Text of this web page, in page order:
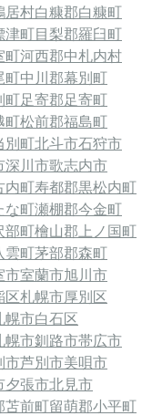
居村白糠郡白糠町
津町目梨郡羅臼町
町河西郡中札内村
町中川郡幕別町
町足寄郡足寄町
町松前郡福島町
別町北斗市石狩市
深川市歌志内市
内町寿都郡黒松内町
な町瀬棚郡今金町
部町檜山郡上ノ国町
雲町茅部郡森町
市室蘭市旭川市
区札幌市厚別区
幌市白石区
幌市釧路市帯広市
市芦別市美唄市
夕張市北見市
苫前町留萌郡小平町